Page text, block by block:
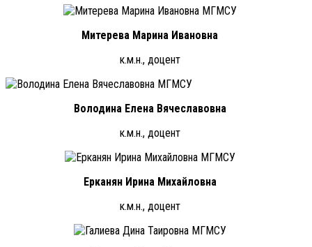
Митерева Марина Ивановна
к.м.н., доцент
Володина Елена Вячеславовна
к.м.н., доцент
Ерканян Ирина Михайловна
к.м.н., доцент